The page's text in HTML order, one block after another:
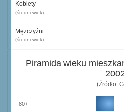
Kobiety
(średni wiek)
Mężczyźni
(średni wiek)
Piramida wieku
2002
(Źródło:
80+